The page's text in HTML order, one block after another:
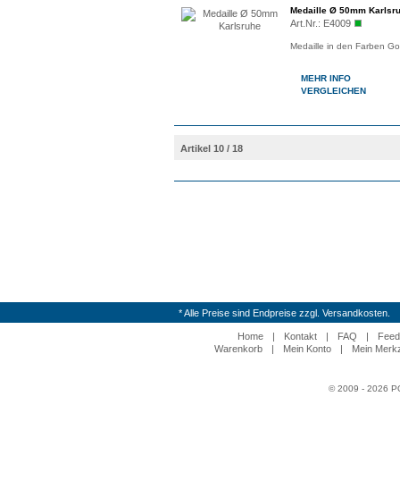
Medaille Ø 50mm
Art.Nr.: E4009
Medaille in den Farben
MEHR INFO
VERGLEICHEN
Artikel 10 / 18
* Alle Preise sind Endpreise zzgl. Versandkosten.
Home | Kontakt | FAQ |
Warenkorb
| Mein Konto | Mein
© 2009 - 2026